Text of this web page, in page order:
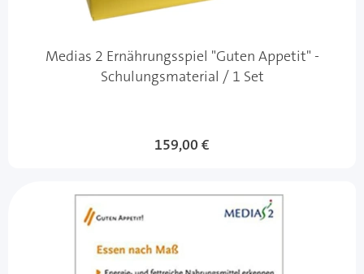
Medias 2 Ernährungsspiel "Guten Appetit" -
Schulungsmaterial / 1 Set
159,00 €